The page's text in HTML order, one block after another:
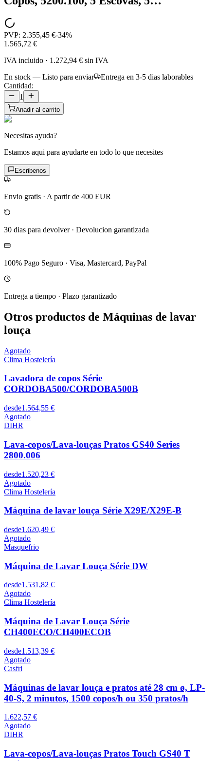
PVP: 2.355,45 €-34%
1.565,72 €
IVA incluido · 1.272,94 € sin IVA
En stock — Listo para enviar
Entrega en 3-5 dias laborables
Cantidad:
1
Anadir al carrito
Necesitas ayuda?
Estamos aqui para ayudarte en todo lo que necesites
Escribenos
Envio gratis · A partir de 400 EUR
30 dias para devolver· Devolucion garantizada
100% Pago Seguro · Visa, Mastercard, PayPal
Entrega a tiempo · Plazo garantizado
Otros productos de Máquinas de lavar
louça
Agotado
Clima Hostelería
Lavadora de copos Série
CORDOBA500/CORDOBA500B
desde1.564,55 €
Agotado
DIHR
Lava-copos/Lava-louças Pratos GS40 Series
2800.006
desde1.520,23 €
Agotado
Clima Hostelería
Máquina de lavar louça Série X29E/X29E-B
desde1.620,49 €
Agotado
Masquefrio
Máquina de Lavar Louça Série DW
desde1.531,82 €
Agotado
Clima Hostelería
Máquina de Lavar Louça Série
CH400ECO/CH400ECOB
desde1.513,39 €
Agotado
Casfri
Máquinas de lavar louça e pratos até 28 cm ø, LP-
40-S, 2 minutos, 1500 copos/h ou 350 pratos/h
1.622,57 €
Agotado
DIHR
Lava-copos/Lava-louças Pratos Touch GS40 T